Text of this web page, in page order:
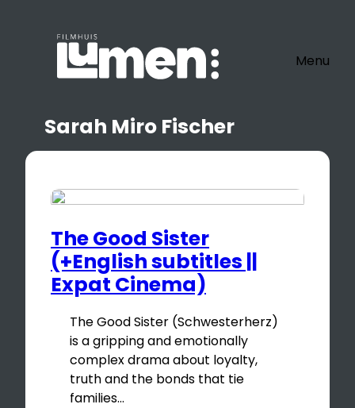
Menu
Sarah Miro Fischer
The Good Sister
(+English subtitles ||
Expat Cinema)
The Good Sister (Schwesterherz)
is a gripping and emotionally
complex drama about loyalty,
truth and the bonds that tie
families…